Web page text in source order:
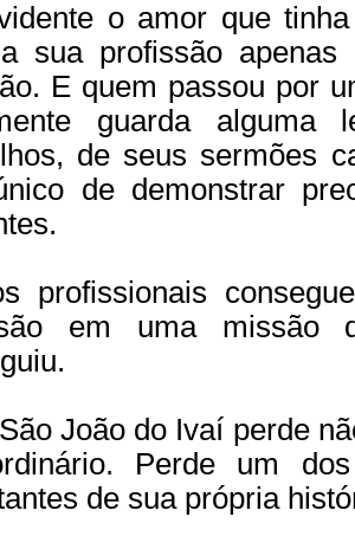
o amor que
sua profissão
E quem passou por
guarda alguma
de seus sermões
de demonstrar
profissionais
em uma missão
João do Ivaí perde
Perde um
de sua própria